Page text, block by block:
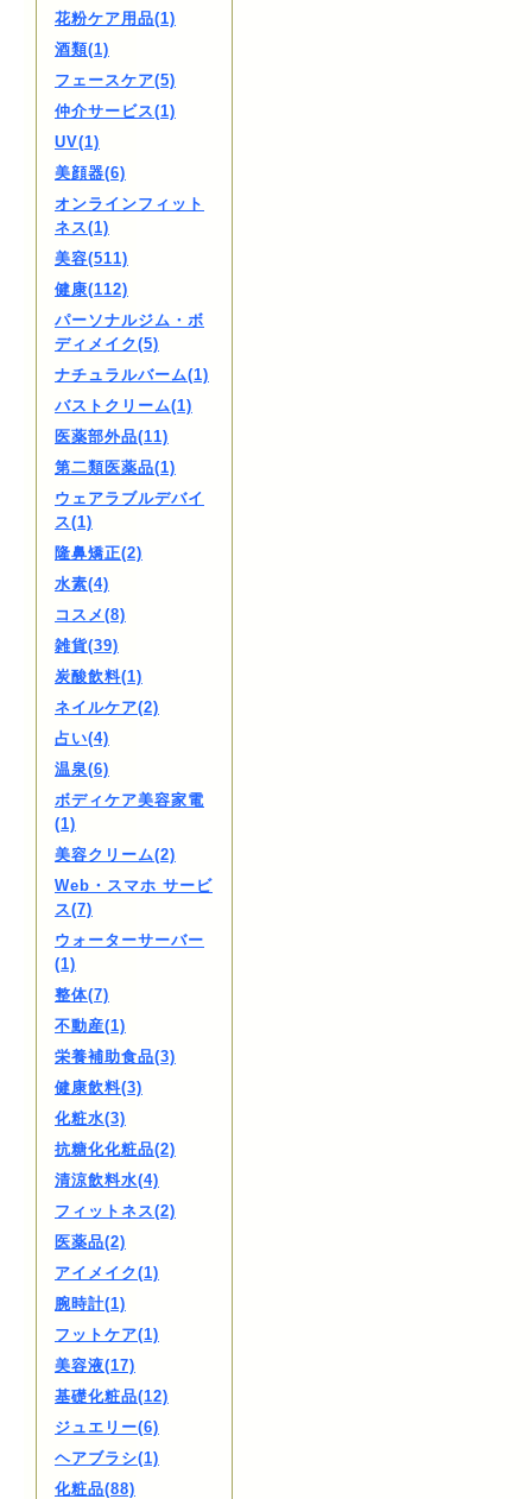
花粉ケア用品(1)
酒類(1)
フェースケア(5)
仲介サービス(1)
UV(1)
美顔器(6)
オンラインフィット
ネス(1)
美容(511)
健康(112)
パーソナルジム・ボ
ディメイク(5)
ナチュラルバーム(1)
バストクリーム(1)
医薬部外品(11)
第二類医薬品(1)
ウェアラブルデバイ
ス(1)
隆鼻矯正(2)
水素(4)
コスメ(8)
雑貨(39)
炭酸飲料(1)
ネイルケア(2)
占い(4)
温泉(6)
ボディケア美容家電
(1)
美容クリーム(2)
Web・スマホ サービ
ス(7)
ウォーターサーバー
(1)
整体(7)
不動産(1)
栄養補助食品(3)
健康飲料(3)
化粧水(3)
抗糖化化粧品(2)
清涼飲料水(4)
フィットネス(2)
医薬品(2)
アイメイク(1)
腕時計(1)
フットケア(1)
美容液(17)
基礎化粧品(12)
ジュエリー(6)
ヘアブラシ(1)
化粧品(88)